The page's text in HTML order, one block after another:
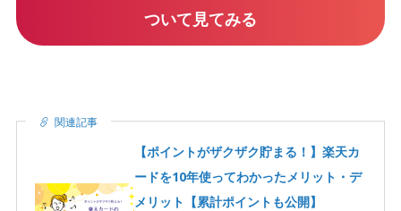
ついて見てみる
関連記事
【ポイントがザクザク貯まる！】楽天カ
ードを10年使ってわかったメリット・デ
メリット【累計ポイントも公開】